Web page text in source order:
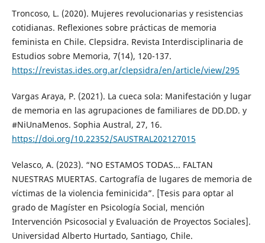
Troncoso, L. (2020). Mujeres revolucionarias y resistencias
cotidianas. Reflexiones sobre prácticas de memoria
feminista en Chile. Clepsidra. Revista Interdisciplinaria de
Estudios sobre Memoria, 7(14), 120-137.
https://revistas.ides.org.ar/clepsidra/en/article/view/295
Vargas Araya, P. (2021). La cueca sola: Manifestación y lugar
de memoria en las agrupaciones de familiares de DD.DD. y
#NiUnaMenos. Sophia Austral, 27, 16.
https://doi.org/10.22352/SAUSTRAL202127015
Velasco, A. (2023). “NO ESTAMOS TODAS... FALTAN
NUESTRAS MUERTAS. Cartografía de lugares de memoria de
víctimas de la violencia feminicida”. [Tesis para optar al
grado de Magíster en Psicología Social, mención
Intervención Psicosocial y Evaluación de Proyectos Sociales].
Universidad Alberto Hurtado, Santiago, Chile.